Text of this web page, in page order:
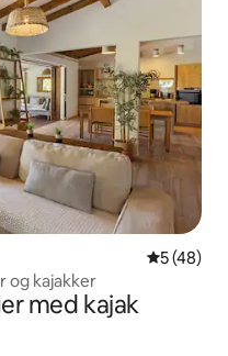
5 ud af 5 i
5 (48)
og kajakker
med kajak